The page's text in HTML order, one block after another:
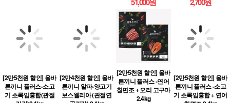
[2만5천원 할인] 올바
른끼니 플러스-소고
기 초록입홍합(관절
[2만4천원 할인] 올바
른끼니 알파-양고기
보스웰리아 (관절연
[2만5천원 할인] 올바
른끼니 플러스 -연어
칠면조 + 오리 고구마
2.4kg
[2만5천원 할인] 올바
른끼니 플러스 -소고
기 초록입홍합 + 연어